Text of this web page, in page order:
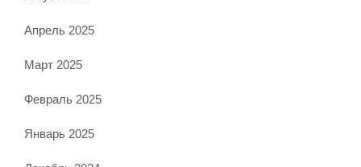
Апрель 2025
Март 2025
Февраль 2025
Январь 2025